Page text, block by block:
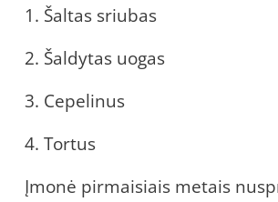
1. Šaltas sriubas
2. Šaldytas uogas
3. Cepelinus
4. Tortus
Įmonė pirmaisiais metais